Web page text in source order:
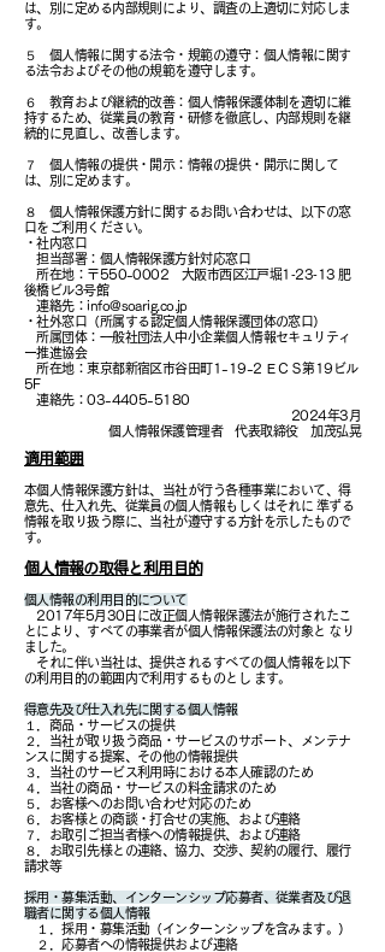
は、別に定める内部規則により、調査の上適切に対応しま
す。
５ 個人情報に関する法令・規範の遵守：個人情報に関す
る法令およびその他の規範を遵守します。
６ 教育および継続的改善：個人情報保護体制を適切に維
持するため、従業員の教育・研修を徹底し、内部規則を継
続的に見直し、改善します。
７ 個人情報の提供・開示：情報の提供・開示に関して
は、別に定めます。
８ 個人情報保護方針に関するお問い合わせは、以下の窓
口をご利用ください。
・社内窓口
担当部署：個人情報保護方針対応窓口
​ 所在地：〒550-0002 大阪市西区江戸堀1‐23‐13 肥
後橋ビル3号館
連絡先：info@soarig.co.jp
・社外窓口（所属する認定個人情報保護団体の窓口）
所属団体：一般社団法人中小企業個人情報セキュリティ
ー推進協会
所在地：東京都新宿区市谷田町1-19-2 ＥＣＳ第19ビル
5F
連絡先：03-4405-5180
2024年3月
​個人情報保護管理者 代表取締役 加茂弘晃
適用範囲
本個人情報保護方針は、当社が行う各種事業において、得
意先、仕入れ先、従業員の個人情報もしくはそれに 準ずる
情報を取り扱う際に、当社が遵守する方針を示したもので
す。
個人情報の取得と利用目的
個人情報の利用目的について
2017年5月30日に改正個人情報保護法が施行されたこ
とにより、すべての事業者が個人情報保護法の対象と なり
ました。
それに伴い当社は、提供されるすべての個人情報を以下
の利用目的の範囲内で利用するものとし ます。
得意先及び仕入れ先に関する個人情報
１．商品・サービスの提供
２．当社が取り扱う商品・サービスのサポート、メンテナ
ンスに関する提案、その他の情報提供
３．当社のサービス利用時における本人確認のため
４．当社の商品・サービスの料金請求のため
５．お客様へのお問い合わせ対応のため
６．お客様との商談・打合せの実施、および連絡
７．お取引ご担当者様への情報提供、および連絡
８．お取引先様との連絡、協力、交渉、契約の履行、履行
請求等
採用・募集活動、インターンシップ応募者、従業者及び退
職者に関する個人情報
１．採用・募集活動（インターンシップを含みます。）
２．応募者への情報提供および連絡